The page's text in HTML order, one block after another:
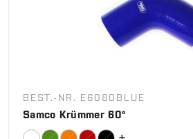
BEST.-NR. E6080BLUE
Samco Krümmer 60°